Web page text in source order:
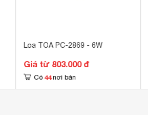
Loa TOA PC-2869 - 6W
Giá từ 803.000 đ
Có 44 nơi bán